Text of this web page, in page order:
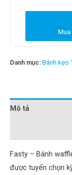
Danh mục: Bánh kẹo
Mô tả
Fasty – Bánh
được tuyển chọn